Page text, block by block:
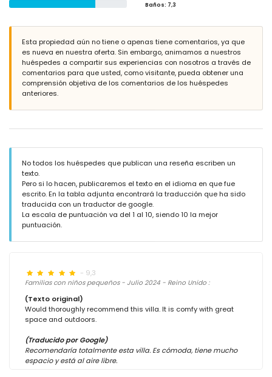
Baños: 7,3
Esta propiedad aún no tiene o apenas tiene comentarios, ya que
es nueva en nuestra oferta. Sin embargo, animamos a nuestros
huéspedes a compartir sus experiencias con nosotros a través de
comentarios para que usted, como visitante, pueda obtener una
comprensión objetiva de los comentarios de los huéspedes
anteriores.
No todos los huéspedes que publican una reseña escriben un
texto.
Pero si lo hacen, publicaremos el texto en el idioma en que fue
escrito. En la tabla adjunta encontrará la traducción que ha sido
traducida con un traductor de google.
La escala de puntuación va del 1 al 10, siendo 10 la mejor
puntuación.
- 9,3
Familias con niños pequeños - Julio 2024 - Reino Unido :
(Texto original)
Would thoroughly recommend this villa. It is comfy with great
space and outdoors.
(Traducido por Google)
Recomendaría totalmente esta villa. Es cómoda, tiene mucho
espacio y está al aire libre.